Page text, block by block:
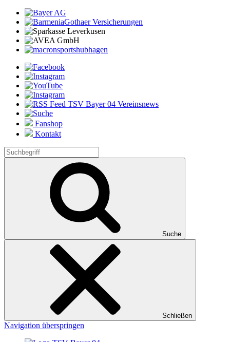
Fanshop
Kontakt
Suche
Schließen
Navigation überspringen